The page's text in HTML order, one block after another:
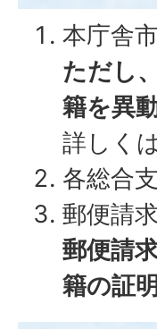
本庁舎
ただし
籍を異
詳しく
各総合
郵便請求
郵便請
籍の証